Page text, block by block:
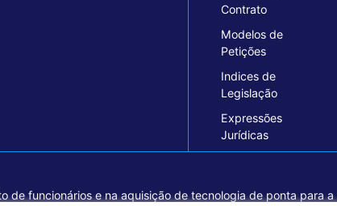
Contrato
Modelos de
Petições
Indices de
Legislação
Expressões
Jurídicas
de funcionários e na aquisição de tecnologia de ponta para